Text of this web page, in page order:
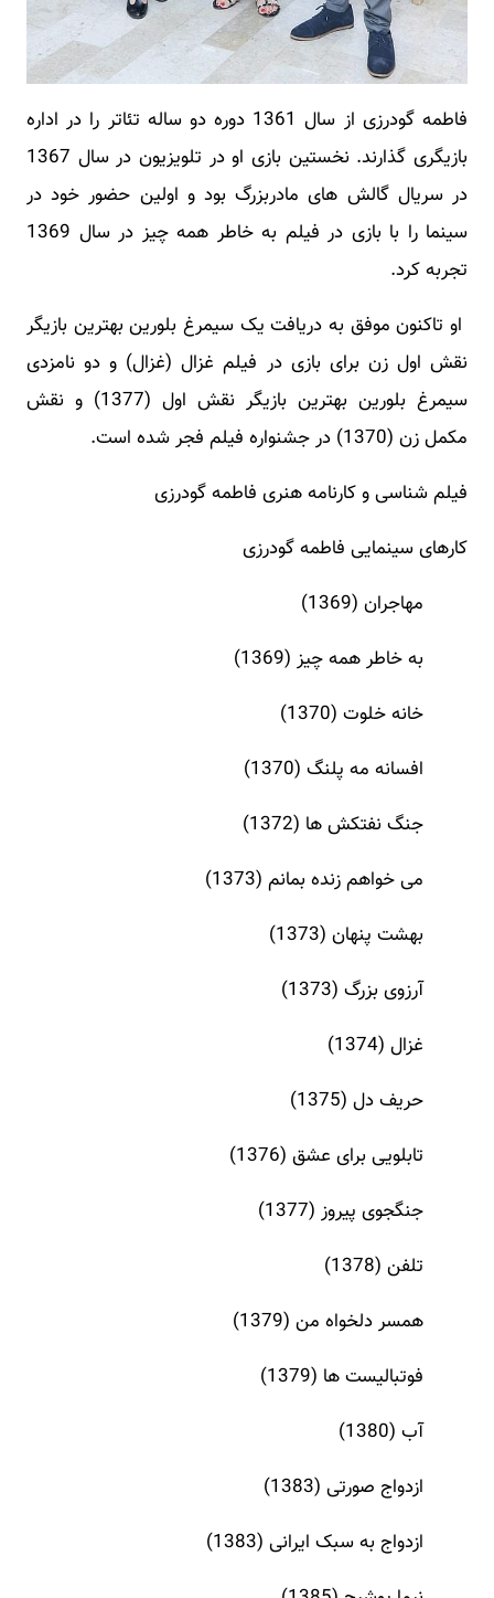
فاطمه گودرزی از سال 1361 دوره دو ساله تئاتر را در اداره
بازیگری گذارند. نخستین بازی او در تلویزیون در سال 1367
در سریال گالش های مادربزرگ بود و اولین حضور خود در
سینما را با بازی در فیلم به خاطر همه چیز در سال 1369
تجربه کرد.
او تاکنون موفق به دریافت یک سیمرغ بلورین بهترین بازیگر
نقش اول زن برای بازی در فیلم غزال (غزال) و دو نامزدی
سیمرغ بلورین بهترین بازیگر نقش اول (1377) و نقش
مکمل زن (1370) در جشنواره فیلم فجر شده است.
فیلم شناسی و کارنامه هنری فاطمه گودرزی
کارهای سینمایی فاطمه گودرزی
مهاجران (1369)
به خاطر همه چیز (1369)
خانه خلوت (1370)
افسانه مه پلنگ (1370)
جنگ نفتکش ها (1372)
می خواهم زنده بمانم (1373)
بهشت پنهان (1373)
آرزوی بزرگ (1373)
غزال (1374)
حریف دل (1375)
تابلویی برای عشق (1376)
جنگجوی پیروز (1377)
تلفن (1378)
همسر دلخواه من (1379)
فوتبالیست ها (1379)
آب (1380)
ازدواج صورتی (1383)
ازدواج به سبک ایرانی (1383)